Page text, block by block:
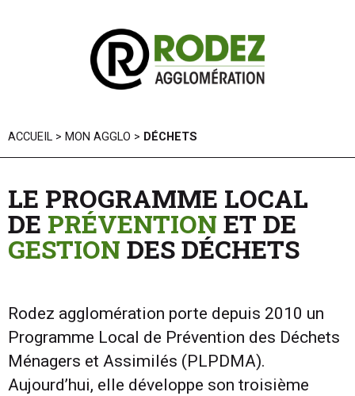
ACCUEIL > MON AGGLO > DÉCHETS
LE PROGRAMME LOCAL
DE PRÉVENTION ET DE
GESTION DES DÉCHETS
Rodez agglomération porte depuis 2010 un
Programme Local de Prévention des Déchets
Ménagers et Assimilés (PLPDMA).
Aujourd’hui, elle développe son troisième